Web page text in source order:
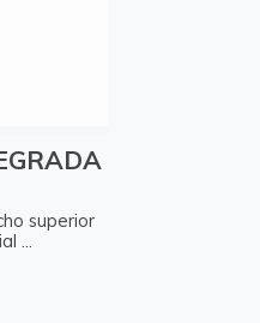
superior
...